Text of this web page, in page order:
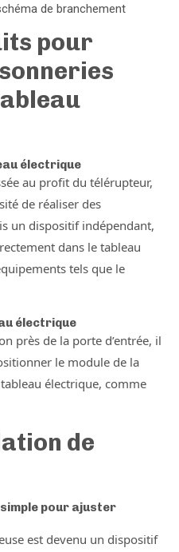
de branchement
pour
électrique
au profit du télérupteur,
de réaliser des
un dispositif indépendant,
dans le tableau
tels que le
électrique
près de la porte d’entrée, il
le module de la
électrique, comme
de
pour ajuster
est devenu un dispositif